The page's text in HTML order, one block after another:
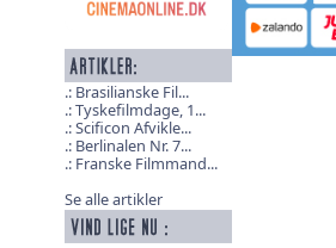
Brasilianske Fil...
Tyskefilmdage, 1...
Scificon Afvikle...
Berlinalen Nr. 7...
Franske Filmmand...
Se alle artikler